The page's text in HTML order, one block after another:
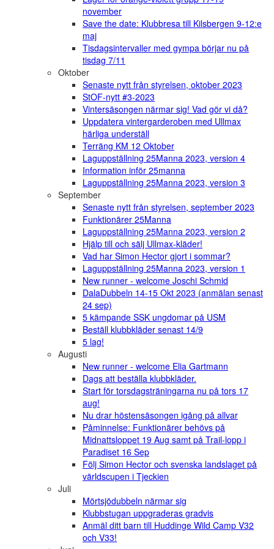
november
Save the date: Klubbresa till Kilsbergen 9-12:e
maj
Tisdagsintervaller med gympa börjar nu på
tisdag 7/11
Oktober
Senaste nytt från styrelsen, oktober 2023
StOF-nytt #3-2023
Vintersäsongen närmar sig! Vad gör vi då?
Uppdatera vintergarderoben med Ullmax
härliga underställ
Terräng KM 12 Oktober
Laguppställning 25Manna 2023, version 4
Information inför 25manna
Laguppställning 25Manna 2023, version 3
September
Senaste nytt från styrelsen, september 2023
Funktionärer 25Manna
Laguppställning 25Manna 2023, version 2
Hjälp till och sälj Ullmax-kläder!
Vad har Simon Hector gjort i sommar?
Laguppställning 25Manna 2023, version 1
New runner - welcome Joschi Schmid
DalaDubbeln 14-15 Okt 2023 (anmälan senast
24 sep)
5 kämpande SSK ungdomar på USM
Beställ klubbkläder senast 14/9
5 lag!
Augusti
New runner - welcome Elia Gartmann
Dags att beställa klubbkläder.
Start för torsdagsträningarna nu på tors 17
aug!
Nu drar höstensäsongen igång på allvar
Påminnelse: Funktionärer behövs på
Midnattsloppet 19 Aug samt på Trail-lopp i
Paradiset 16 Sep
Följ Simon Hector och svenska landslaget på
världscupen i Tjeckien
Juli
Mörtsjödubbeln närmar sig
Klubbstugan uppgraderas gradvis
Anmäl ditt barn till Huddinge Wild Camp V32
och V33!